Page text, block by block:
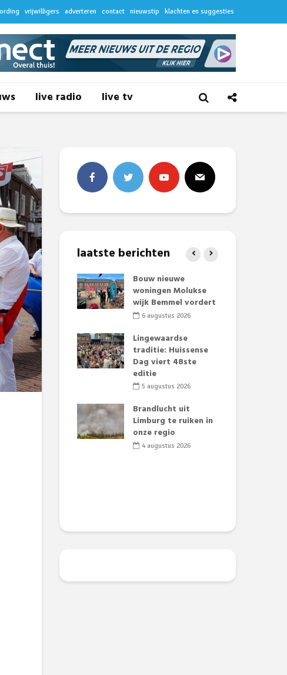
vrijwilligers adverteren contact nieuwstip klachten en suggesties
live radio live tv
laatste berichten
Huubke:
nieuwe gezicht
onze events!
28 juli 2026
op
basisschool:
groenten
28 juli 2026
Bouw nieuwe
woningen Molukse
wijk Bemmel vordert
6 augustus 2026
Lingewaardse
traditie: Huissense
Dag viert 48ste
editie
5 augustus 2026
Brandlucht uit
Limburg te ruiken in
onze regio
4 augustus 2026